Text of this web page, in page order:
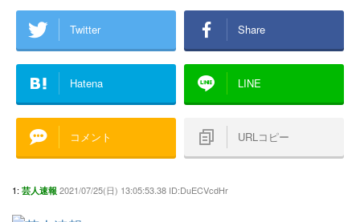
Twitter Share
Hatena LINE
コメント URLコピー
1: 芸人速報 2021/07/25(日) 13:05:53.38 ID:DuECVcdHr